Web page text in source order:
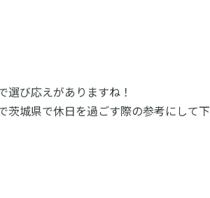
び応えがありますね！
城県で休日を過ごす際の参考にして下